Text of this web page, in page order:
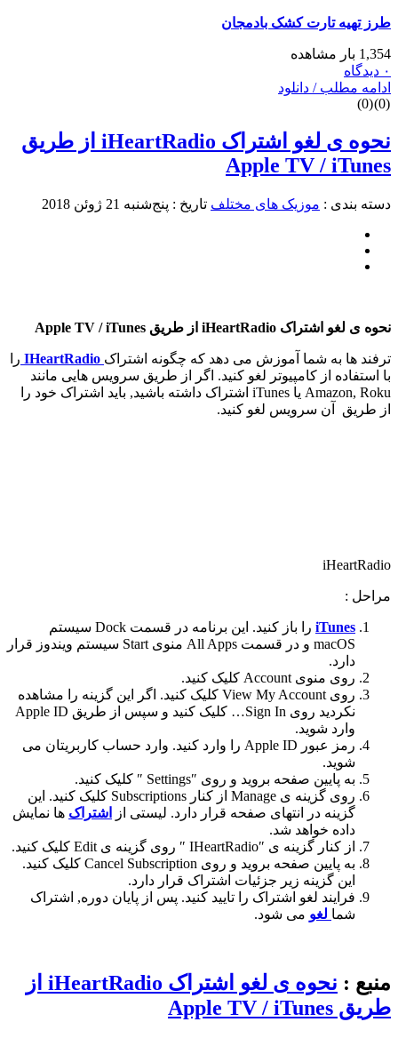
طرز تهیه تارت کشک بادمجان
1,354 بار مشاهده
۰ دیدگاه
ادامه مطلب / دانلود
(
0
)
(
0
)
نحوه ی لغو اشتراک iHeartRadio از طریق
Apple TV / iTunes
دسته بندی : موزیک های مختلف تاریخ : پنج‌شنبه 21 ژوئن 2018
نحوه ی لغو اشتراک iHeartRadio از طریق Apple TV / iTunes
ترفند ها به شما آموزش می دهد که چگونه اشتراک
را
با استفاده از کامپیوتر لغو کنید. اگر از طریق سرویس هایی مانند
Amazon, Roku یا iTunes اشتراک داشته باشید, باید اشتراک خود را
از طریق آن سرویس لغو کنید.
iHeartRadio
مراحل :
iTunes
را باز کنید. این برنامه در قسمت Dock سیستم
macOS و در قسمت All Apps منوی Start سیستم ویندوز قرار
دارد.
روی منوی Account کلیک کنید.
روی View My Account کلیک کنید. اگر این گزینه را مشاهده
نکردید روی Sign In… کلیک کنید و سپس از طریق Apple ID
وارد شوید.
رمز عبور Apple ID را وارد کنید. وارد حساب کاربریتان می
شوید.
به پایین صفحه بروید و روی ″Settings ″ کلیک کنید.
روی گزینه ی Manage از کنار Subscriptions کلیک کنید. این
گزینه در انتهای صفحه قرار دارد. لیستی از
اشتراک ها نمایش
داده خواهد شد.
از کنار گزینه ی ″IHeartRadio ″ روی گزینه ی Edit کلیک کنید.
به پایین صفحه بروید و روی Cancel Subscription کلیک کنید.
این گزینه زیر جزئیات اشتراک قرار دارد.
فرایند لغو اشتراک را تایید کنید. پس از پایان دوره, اشتراک
شما لغو می شود.
منبع :
نحوه ی لغو اشتراک iHeartRadio از
طریق Apple TV / iTunes